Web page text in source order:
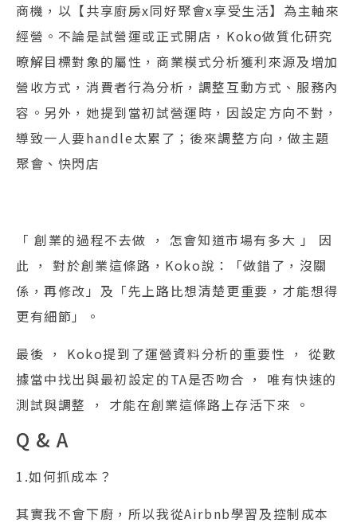
商機，以【共享廚房x同好聚會x享受生活】為主軸來
經營。不論是試營運或正式開店，Koko做質化研究
暸解目標對象的屬性，商業模式分析獲利來源及增加
營收方式，消費者行為分析，調整互動方式、服務內
容。另外，她提到當初試營運時，因設定方向不對，
導致一人要handle太累了；後來調整方向，做主題
聚會、快閃店
「 創業的過程不去做 ， 怎會知道市場有多大 」 因
此 ， 對於創業這條路，Koko說：「做錯了，沒關
係，再修改」及「先上路比想清楚更重要，才能想得
更有細節」。
最後 ， Koko提到了運營資料分析的重要性 ， 從數
據當中找出與最初設定的TA是否吻合 ， 唯有快速的
測試與調整 ， 才能在創業這條路上存活下來 。
Q & A
1.如何抓成本？
其實我不會下廚，所以我從Airbnb學習及控制成本